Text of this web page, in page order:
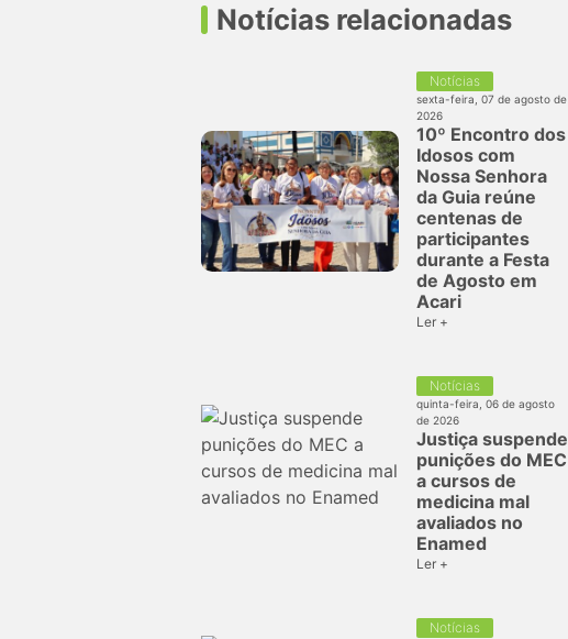
Notícias relacionadas
Notícias
sexta-feira, 07 de agosto de
2026
10º Encontro dos
Idosos com
Nossa Senhora
da Guia reúne
centenas de
participantes
durante a Festa
de Agosto em
Acari
Ler +
Notícias
quinta-feira, 06 de agosto
de 2026
Justiça suspende
punições do MEC
a cursos de
medicina mal
avaliados no
Enamed
Ler +
Notícias